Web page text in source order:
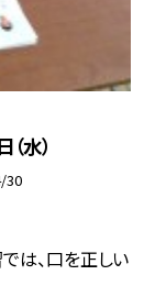
水）
30
は、口を正しい